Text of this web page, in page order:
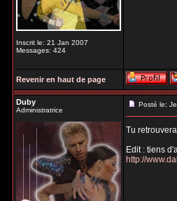
Inscrit le: 21 Jan 2007
Messages: 424
Revenir en haut de page
Duby
Administratrice
Posté le:
Tu
Edit : tiens
http://